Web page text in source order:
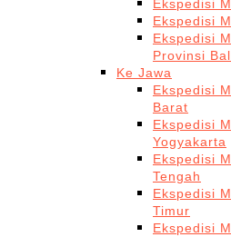
Ekspedisi
Ekspedisi
Ekspedisi
Provinsi
Ke Jawa
Ekspedisi
Barat
Ekspedisi
Yogyakarta
Ekspedisi
Tengah
Ekspedisi
Timur
Ekspedisi